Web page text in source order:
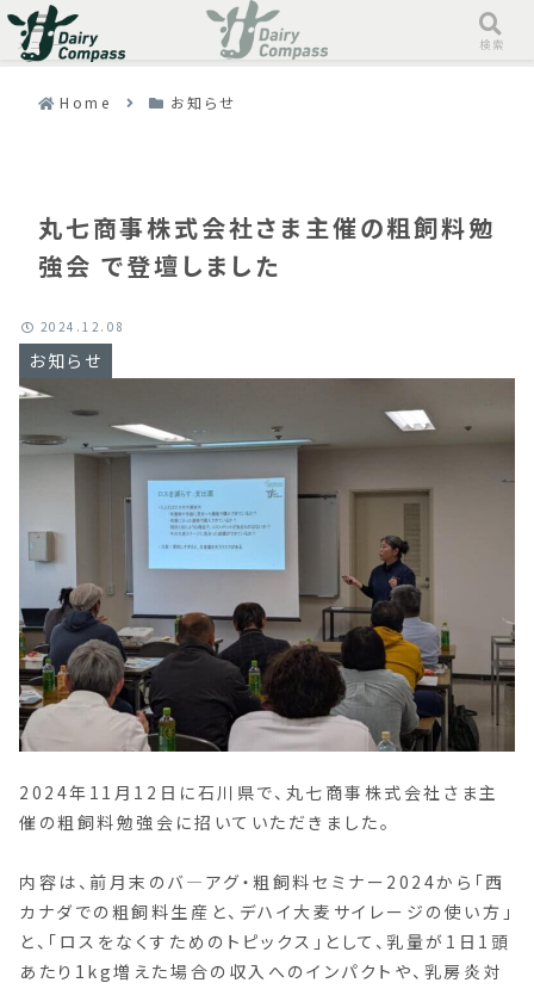
Home お知らせ
丸七商事株式会社さま主催の粗飼料勉
強会 で登壇しました
お知らせ
2024.12.08
2024年11月12日に石川県で、丸七商事株式会社さま主
催の粗飼料勉強会に招いていただきました。
内容は、前月末のバ―アグ・粗飼料セミナー2024から「西
カナダでの粗飼料生産と、デハイ大麦サイレージの使い方」
と、「ロスをなくすためのトピックス」として、乳量が1日1頭
あたり1kg増えた場合の収入へのインパクトや、乳房炎対
メニュー 検索